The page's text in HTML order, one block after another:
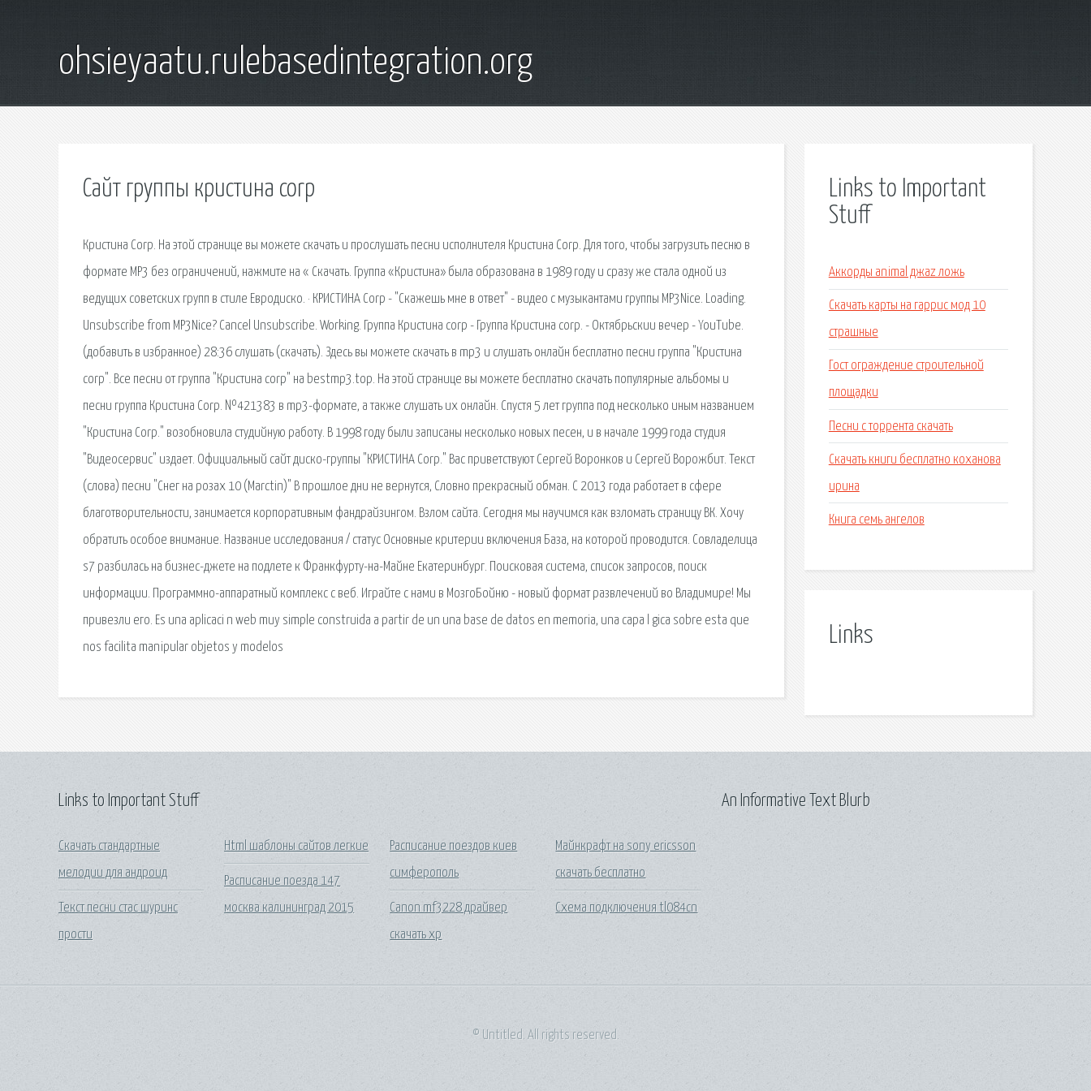
ohsieyaatu.rulebasedintegration.org
Сайт группы кристина corp
Кристина Corp. На этой странице вы можете скачать и прослушать песни исполнителя Кристина Corp. Для того, чтобы загрузить песню в
формате MP3 без ограничений, нажмите на « Скачать. Группа «Кристина» была образована в 1989 году и сразу же стала одной из
ведущих советских групп в стиле Евродиско. · КРИСТИНА Corp - "Скажешь мне в ответ" - видео с музыкантами группы MP3Nice. Loading.
Unsubscribe from MP3Nice? Cancel Unsubscribe. Working. Группа Кристина corp - Группа Кристина corp. - Октябрьскии вечер - YouTube.
(добавить в избранное) 28:36 слушать (скачать). Здесь вы можете скачать в mp3 и слушать онлайн бесплатно песни группа "Кристина
corp". Все песни от группа "Кристина corp" на bestmp3.top. На этой странице вы можете бесплатно скачать популярные альбомы и
песни группа Кристина Corp. №421383 в mp3-формате, а также слушать их онлайн. Спустя 5 лет группа под несколько иным названием
"Кристина Corp." возобновила студийную работу. В 1998 году были записаны несколько новых песен, и в начале 1999 года студия
"Видеосервис" издает. Официальный сайт диско-группы "КРИСТИНА Corp." Вас приветствуют Сергей Воронков и Сергей Ворожбит. Текст
(слова) песни "Снег на розах 10 (Marctin)" В прошлое дни не вернутся, Словно прекрасный обман. С 2013 года работает в сфере
благотворительности, занимается корпоративным фандрайзингом. Взлом сайта. Сегодня мы научимся как взломать страницу ВК. Хочу
обратить особое внимание. Название исследования / статус Основные критерии включения База, на которой проводится. Совладелица
s7 разбилась на бизнес-джете на подлете к Франкфурту-на-Майне Екатеринбург. Поисковая сиcтема, список запросов, поиск
информации. Программно-аппаратный комплекс с веб. Играйте с нами в МозгоБойню - новый формат развлечений во Владимире! Мы
привезли его. Es una aplicaci n web muy simple construida a partir de un una base de datos en memoria, una capa l gica sobre esta que
nos facilita manipular objetos y modelos
Links to Important
Stuff
Аккорды animal джаz ложь
Скачать карты на гаррис мод 10
страшные
Гост ограждение строительной
площадки
Песни с торрента скачать
Скачать книги бесплатно коханова
ирина
Книга семь ангелов
Links
Links to Important Stuff
Скачать стандартные
мелодии для андроид
Текст песни стас шуринс
прости
Html шаблоны сайтов легкие
Расписание поезда 147
москва калининград 2015
Расписание поездов киев
симферополь
Canon mf3228 драйвер
скачать xp
Майнкрафт на sony ericsson
скачать бесплатно
Схема подключения tl084cn
An Informative Text Blurb
© Untitled. All rights reserved.